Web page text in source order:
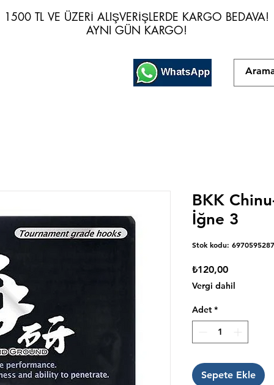
1500 TL VE ÜZERİ ALIŞVERİŞLERDE KARGO BEDAVA!
AYNI GÜN KARGO!
1500 TL VE ÜZERİ ALIŞVERİŞLERDE KARGO BEDAVA!
AYNI GÜN KARGO!
BKK
İğne 3
Stok kodu:
₺120,00Fiyat
Vergi dahil
Adet *
Sepete Ekle